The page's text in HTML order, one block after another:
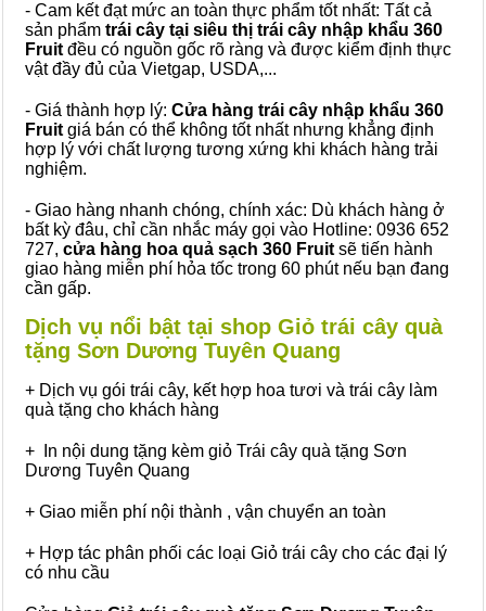
- Cam kết đạt mức an toàn thực phẩm tốt nhất: Tất cả
sản phẩm trái cây tại siêu thị trái cây nhập khẩu 360
Fruit đều có nguồn gốc rõ ràng và được kiểm định thực
vật đầy đủ của Vietgap, USDA,...
- Giá thành hợp lý: Cửa hàng trái cây nhập khẩu 360
Fruit giá bán có thể không tốt nhất nhưng khẳng định
hợp lý với chất lượng tương xứng khi khách hàng trải
nghiệm.
- Giao hàng nhanh chóng, chính xác: Dù khách hàng ở
bất kỳ đâu, chỉ cần nhắc máy gọi vào Hotline: 0936 652
727, cửa hàng hoa quả sạch 360 Fruit sẽ tiến hành
giao hàng miễn phí hỏa tốc trong 60 phút nếu bạn đang
cần gấp.
Dịch vụ nổi bật tại shop Giỏ trái cây quà
tặng Sơn Dương Tuyên Quang
+ Dịch vụ gói trái cây, kết hợp hoa tươi và trái cây làm
quà tặng cho khách hàng
+ In nội dung tặng kèm giỏ Trái cây quà tặng Sơn
Dương Tuyên Quang
+ Giao miễn phí nội thành , vận chuyển an toàn
+ Hợp tác phân phối các loại Giỏ trái cây cho các đại lý
có nhu cầu